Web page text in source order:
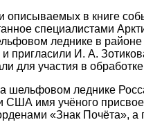
описываемых в книге
специалистами
леднике в районе
пригласили И. А.
для участия в
шельфовом леднике
США имя учёного
«Знак Почёта»,